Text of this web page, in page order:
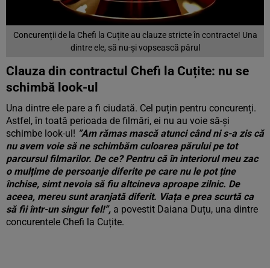
Concurenții de la Chefi la Cuțite au clauze stricte în contracte! Una
dintre ele, să nu-și vopsească părul
Clauza din contractul Chefi la Cuțite: nu se
schimbă look-ul
Una dintre ele pare a fi ciudată. Cel puțin pentru concurenți.
Astfel, în toată perioada de filmări, ei nu au voie să-și
schimbe look-ul! ”Am rămas mască atunci când ni s-a zis că
nu avem voie să ne schimbăm culoarea părului pe tot
parcursul filmarilor. De ce? Pentru că în interiorul meu zac
o mulțime de persoanje diferite pe care nu le pot ține
închise, simt nevoia să fiu altcineva aproape zilnic. De
aceea, mereu sunt aranjată diferit. Viața e prea scurtă ca
să fii într-un singur fel!”, a povestit Daiana Duțu, una dintre
concurentele Chefi la Cuțite.